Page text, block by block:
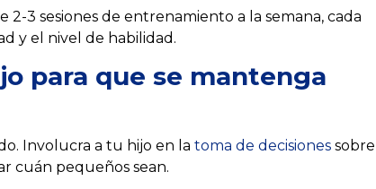
2-3 sesiones de entrenamiento a la semana, cada
y el nivel de habilidad.
para que se mantenga
Involucra a tu hijo en la toma de decisiones sobre
cuán pequeños sean.